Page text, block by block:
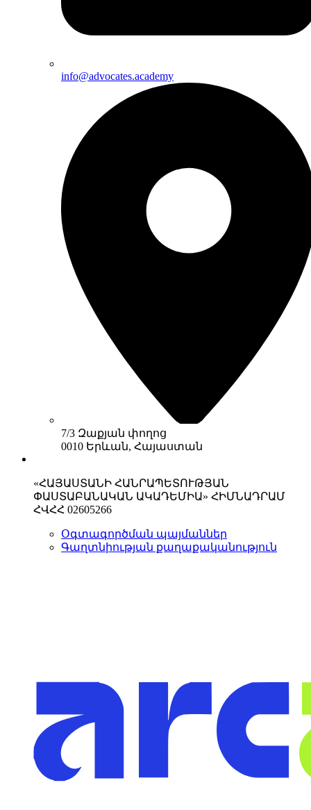
info@advocates.academy
7/3 Զաքյան փողոց
0010 Երևան, Հայաստան
«ՀԱՅԱՍՏԱՆԻ ՀԱՆՐԱՊԵՏՈՒԹՅԱՆ
ՓԱՍՏԱԲԱՆԱԿԱՆ ԱԿԱԴԵՄԻԱ» ՀԻՄՆԱԴՐԱՄ
ՀՎՀՀ 02605266
Օգտագործման պայմաններ
Գաղտնիության քաղաքականություն